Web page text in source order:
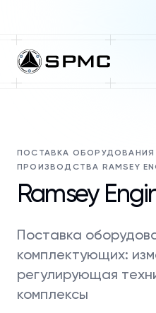
ПОСТАВКА ОБОРУДОВАНИЯ
ПРОИЗВОДСТВА RAMSEY
Ramsey
Поставка
комплектующих:
регулирующая
комплексы